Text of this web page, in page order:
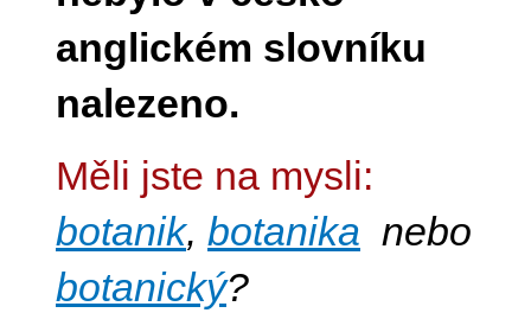
anglickém slovníku
nalezeno.
Měli jste na mysli:
botanik, botanika nebo
botanický?